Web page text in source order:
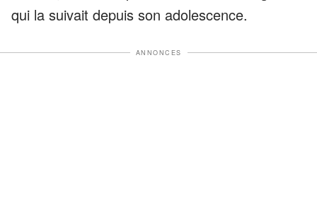
qui la suivait depuis son adolescence.
ANNONCES